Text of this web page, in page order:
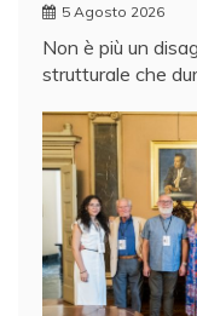
5 Agosto 2026
Non è più un
strutturale che